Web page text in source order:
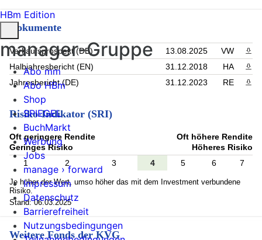
Dokumente
Verkaufsprospekt (DE) 13.08.2025 VW
Halbjahresbericht (EN)
31.12.2018 HA
Jahresbericht (DE)
31.12.2023 RE
Risiko-Indikator (SRI)
Oft geringere Rendite
Geringes Risiko
Oft höhere Rendite
Höheres Risiko
1
2 3 4 5 6 7
Je höher der Wert, umso höher das mit dem Investment verbundene
Risiko.
Stand: 06.03.2025
Weitere Fonds der KVG
HBm Edition
manager-Gruppe
Abo mm
Abo HBm
Shop
SPIEGEL
BuchMarkt
Werbung
Jobs
manage › forward
Impressum
Datenschutz
Barrierefreiheit
Nutzungsbedingungen